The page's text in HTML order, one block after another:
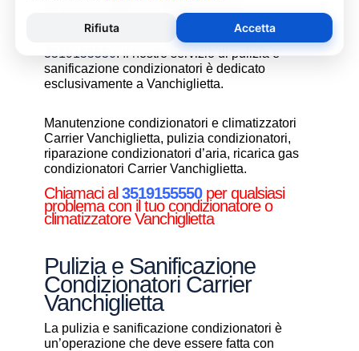
condizionatori vi consigliamo di chiamare un
nostro tecnico specializzato al numero
3519155550. Il nostro servizio di pulizia e
sanificazione condizionatori è dedicato
esclusivamente a Vanchiglietta.
Manutenzione condizionatori e climatizzatori
Carrier Vanchiglietta, pulizia condizionatori,
riparazione condizionatori d’aria, ricarica gas
condizionatori Carrier Vanchiglietta.
Chiamaci al 3519155550per qualsiasi
problema con il tuo condizionatore o
climatizzatore Vanchiglietta
Pulizia e Sanificazione
Condizionatori Carrier
Vanchiglietta
La pulizia e sanificazione condizionatori è
un’operazione che deve essere fatta con